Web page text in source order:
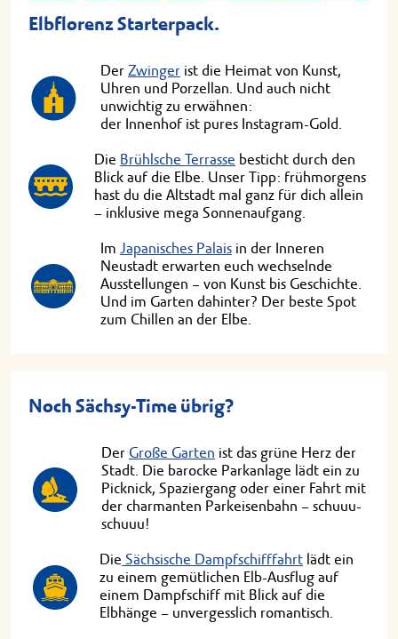
Elbflorenz Starterpack.
Der Zwinger ist die Heimat von Kunst,
Uhren und Porzellan. Und auch nicht
unwichtig zu erwähnen:
der Innenhof ist pures Instagram-Gold.
Die Brühlsche Terrasse besticht durch den
Blick auf die Elbe. Unser Tipp: frühmorgens
hast du die Altstadt mal ganz für dich allein
– inklusive mega Sonnenaufgang.
Im Japanisches Palais in der Inneren
Neustadt erwarten euch wechselnde
Ausstellungen – von Kunst bis Geschichte.
Und im Garten dahinter? Der beste Spot
zum Chillen an der Elbe.
Noch Sächsy-Time übrig?
Der Große Garten ist das grüne Herz der
Stadt. Die barocke Parkanlage lädt ein zu
Picknick, Spaziergang oder einer Fahrt mit
der charmanten Parkeisenbahn – schuuu-
schuuu!
Die Sächsische Dampfschifffahrt lädt ein
zu einem gemütlichen Elb-Ausflug auf
einem Dampfschiff mit Blick auf die
Elbhänge – unvergesslich romantisch.